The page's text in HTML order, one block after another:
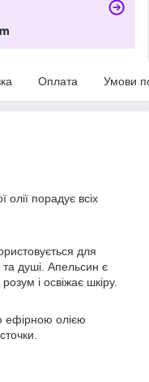
Оплата Умови
порадує всіх
для
та душі. Апельсин є
і освіжає шкіру.
ефірною олією